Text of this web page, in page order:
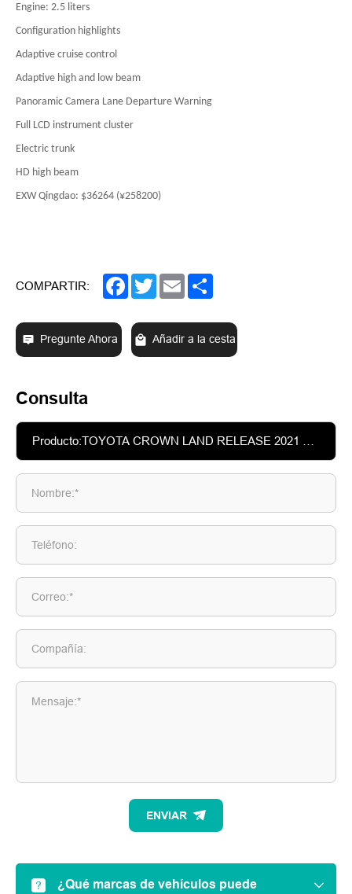
Engine: 2.5 liters
Configuration highlights
Adaptive cruise control
Adaptive high and low beam
Panoramic Camera Lane Departure Warning
Full LCD instrument cluster
Electric trunk
HD high beam
EXW Qingdao: $36264 (¥258200)
COMPARTIR: Facebook
TwitterEmail
Pregunte Ahora Añadir a la cesta
Consulta
Nombre:*
Teléfono:
Correo:*
Compañía:
Mensaje:*
ENVIAR
¿Qué marcas de vehículos puede